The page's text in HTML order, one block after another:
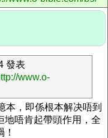
發表
www.o-
本，即係根本解决唔到
地唔肯起帶頭作用，全